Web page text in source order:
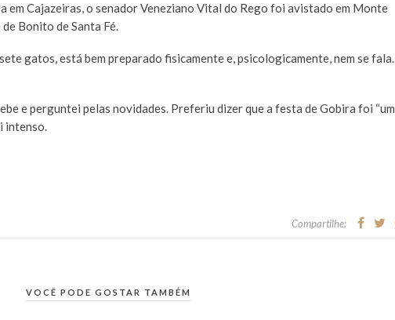
em Cajazeiras, o senador Veneziano Vital do Rego foi avistado em Monte
Bonito de Santa Fé.
gatos, está bem preparado fisicamente e, psicologicamente, nem se fala.
e perguntei pelas novidades. Preferiu dizer que a festa de Gobira foi “um
intenso.
Compartilhe:
VOCÊ PODE GOSTAR TAMBÉM